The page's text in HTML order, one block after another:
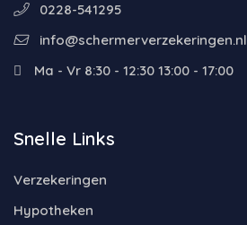
0228-541295
info@schermerverzekeringen.nl
Ma - Vr 8:30 - 12:30 13:00 - 17:00
Snelle Links
Verzekeringen
Hypotheken